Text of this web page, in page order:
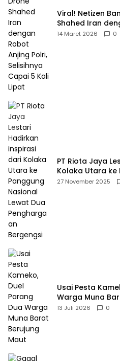
Viral! Netizen
Shahed Iran
Selisihnya Capai
14 Maret 2026 0
PT Riota Jaya
Kolaka Utara ke
Dua
27 November 2025
Usai Pesta
Warga Muna
13 Juli 2026 0